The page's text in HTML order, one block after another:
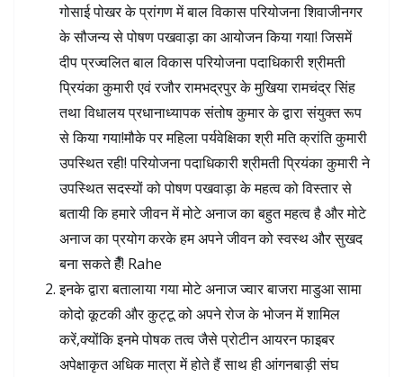
गोसाई पोखर के प्रांगण में बाल विकास परियोजना शिवाजीनगर
के सौजन्य से पोषण पखवाड़ा का आयोजन किया गया! जिसमें
दीप प्रज्वलित बाल विकास परियोजना पदाधिकारी श्रीमती
प्रियंका कुमारी एवं रजौर रामभद्रपुर के मुखिया रामचंद्र सिंह
तथा विधालय प्रधानाध्यापक संतोष कुमार के द्वारा संयुक्त रूप
से किया गया!मौके पर महिला पर्यवेक्षिका श्री मति क्रांति कुमारी
उपस्थित रही! परियोजना पदाधिकारी श्रीमती प्रियंका कुमारी ने
उपस्थित सदस्यों को पोषण पखवाड़ा के महत्व को विस्तार से
बतायी कि हमारे जीवन में मोटे अनाज का बहुत महत्व है और मोटे
अनाज का प्रयोग करके हम अपने जीवन को स्वस्थ और सुखद
बना सकते हैँ! Rahe
इनके द्वारा बतालाया गया मोटे अनाज ज्वार बाजरा माडुआ सामा
कोदो कूटकी और कुट्टू को अपने रोज के भोजन में शामिल
करें,क्योंकि इनमे पोषक तत्व जैसे प्रोटीन आयरन फाइबर
अपेक्षाकृत अधिक मात्रा में होते हैं साथ ही आंगनबाड़ी संघ